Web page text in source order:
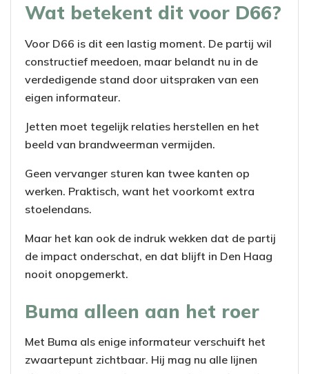
Wat betekent dit voor D66?
Voor D66 is dit een lastig moment. De partij wil
constructief meedoen, maar belandt nu in de
verdedigende stand door uitspraken van een
eigen informateur.
Jetten moet tegelijk relaties herstellen en het
beeld van brandweerman vermijden.
Geen vervanger sturen kan twee kanten op
werken. Praktisch, want het voorkomt extra
stoelendans.
Maar het kan ook de indruk wekken dat de partij
de impact onderschat, en dat blijft in Den Haag
nooit onopgemerkt.
Buma alleen aan het roer
Met Buma als enige informateur verschuift het
zwaartepunt zichtbaar. Hij mag nu alle lijnen